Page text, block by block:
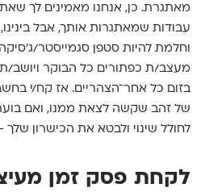
מאתגרת. כן, אנחנו מאמינים לך
עבודות שמאתגרות אותך, אבל
וחלמת להיות סטפן סגמייסטר/
מעצב/ת כפתורים כל הבוקר ויושב/
בזום כל אחר־הצהריים. אז קח/י
של זהב שקשה לצאת ממנו, ואם
לחולל שינוי ולבטא את הכישרון שלך
לקחת פסק זמן